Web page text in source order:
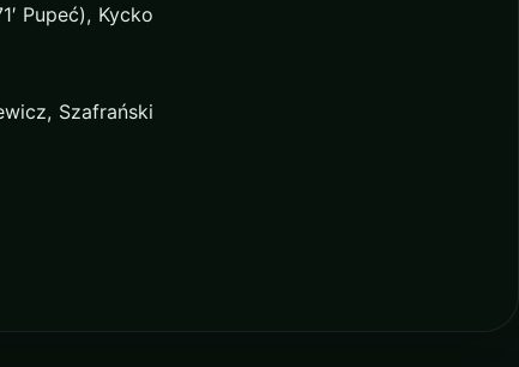
Pupeć), Kycko
Szafrański